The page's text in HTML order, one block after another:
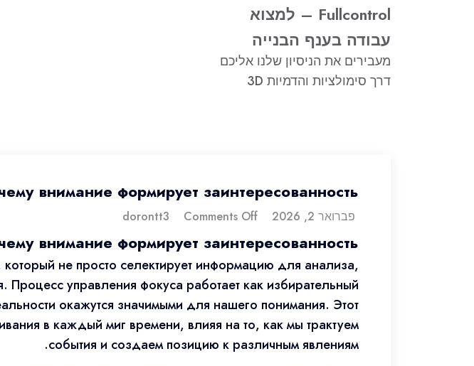
Fullcontrol – למצוא
עבודה בענף הבנייה
מעבירים את הניסיון שלנו אליכם
דרך סימולציות והדמיות 3D
внимание формирует заинтересованность
פברואר 2, 2026 Comments Off
внимание формирует заинтересованность
не просто селектирует информацию для анализа,
управления фокуса работает как избирательный
окажутся значимыми для нашего понимания. Этот
в каждый миг времени, влияя на то, как мы трактуем
события и создаем позицию к различным явлениям.